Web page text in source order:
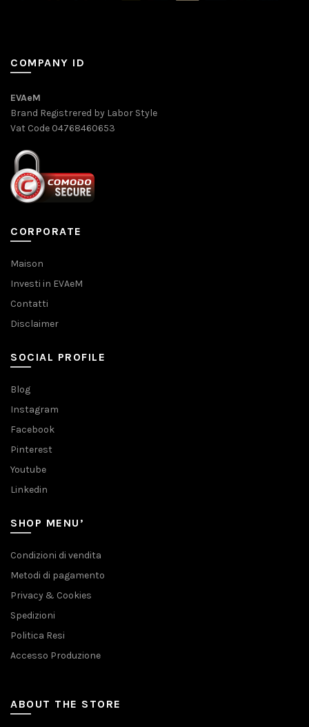
COMPANY ID
EVAeM
Brand Registrered by Labor Style
Vat Code 04768460653
CORPORATE
Maison
Investi in EVAeM
Contatti
Disclaimer
SOCIAL PROFILE
Blog
Instagram
Facebook
Pinterest
Youtube
Linkedin
SHOP MENU’
Condizioni di vendita
Metodi di pagamento
Privacy & Cookies
Spedizioni
Politica Resi
Accesso Produzione
ABOUT THE STORE